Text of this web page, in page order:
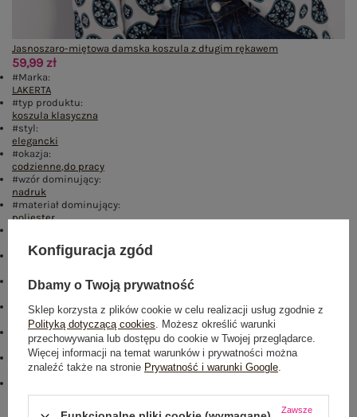
Jasnoszaro-miętowa damska koszula z długim rękawem
59,99 zł
#Marka:
LAKERTA
#typ produktu:
koszula klasyczna
#styl:
elegancki
#okazja:
codzienne,do pracy
#wzór dominujący:
nadruk
#materiał dominujący:
poliester
standardowa
#rękaw:
#dekolt:
#zapięcie:
guziki
#skład materiału :
75% poliester, 25% elastan
#sposób prania :
pranie w pralce w 30°C
Modelka ma na sobie rozmiar S/M. Wymiary modelki: wzrost 173 cm,
biust 85 cm, talia 62 cm, biodra 95 cm
Konfiguracja zgód
Dbamy o Twoją prywatność
Sklep korzysta z plików cookie w celu realizacji usług zgodnie z
Polityką dotyczącą cookies. Możesz określić warunki
przechowywania lub dostępu do cookie w Twojej przeglądarce.
Więcej informacji na temat warunków i prywatności można
znaleźć także na stronie Prywatność i warunki Google.
Zawsze